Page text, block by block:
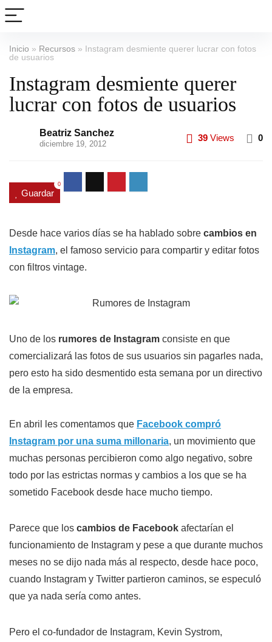
Inicio » Recursos » Instagram desmiente querer lucrar con fotos
de usuarios
Instagram desmiente querer
lucrar con fotos de usuarios
Beatriz Sanchez
diciembre 19, 2012
39 Views 0
Guardar
0
Desde hace varios días se ha hablado sobre cambios en
Instagram, el famoso servicio para compartir y editar fotos
con filtros vintage.
Uno de los rumores de Instagram consiste en que
comercializará las fotos de sus usuarios sin pagarles nada,
pero esto ha sido desmentido esta semana por un directivo
de la empresa.
En abril les comentamos que Facebook compró
Instagram por una suma millonaria, un movimiento que
muchas personas percibieron como algo negativo, sobre
todo por las estrictas normas y cambios a los que se ha
sometido Facebook desde hace mucho tiempo.
Parece que los cambios de Facebook afectarían el
funcionamiento de Instagram y pese a que durante muchos
meses no se dijo nada más al respecto, desde hace poco,
cuando Instagram y Twitter partieron caminos, se especuló
que ya nada sería como antes.
Pero el co-fundador de Instagram, Kevin Systrom,